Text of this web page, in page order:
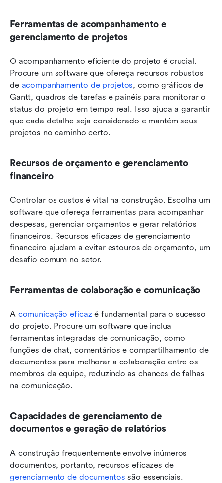
Ferramentas de acompanhamento e
gerenciamento de projetos
O acompanhamento eficiente do projeto é crucial.
Procure um software que ofereça recursos robustos
de acompanhamento de projetos, como gráficos de
Gantt, quadros de tarefas e painéis para monitorar o
status do projeto em tempo real. Isso ajuda a garantir
que cada detalhe seja considerado e mantém seus
projetos no caminho certo.
Recursos de orçamento e gerenciamento
financeiro
Controlar os custos é vital na construção. Escolha um
software que ofereça ferramentas para acompanhar
despesas, gerenciar orçamentos e gerar relatórios
financeiros. Recursos eficazes de gerenciamento
financeiro ajudam a evitar estouros de orçamento, um
desafio comum no setor.
Ferramentas de colaboração e comunicação
A comunicação eficaz é fundamental para o sucesso
do projeto. Procure um software que inclua
ferramentas integradas de comunicação, como
funções de chat, comentários e compartilhamento de
documentos para melhorar a colaboração entre os
membros da equipe, reduzindo as chances de falhas
na comunicação.
Capacidades de gerenciamento de
documentos e geração de relatórios
A construção frequentemente envolve inúmeros
documentos, portanto, recursos eficazes de
gerenciamento de documentos são essenciais.